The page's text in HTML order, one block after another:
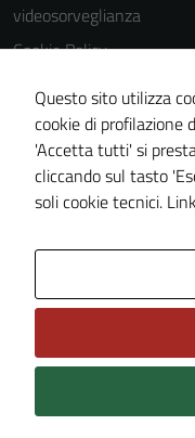
videosorveglianza
Cookie Policy
Note legali
Dichiarazione di
Piano di miglioramento
Statistiche sito web
Technical
Questo sito utilizza
cookie di profilazione
'Accetta tutti' si
cliccando sul tasto
soli cookie tecnici.